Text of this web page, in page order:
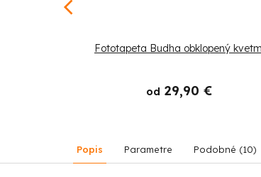
Fototapeta Budha obklopený
od 29,90 €
Popis Parametre Podobné (10)